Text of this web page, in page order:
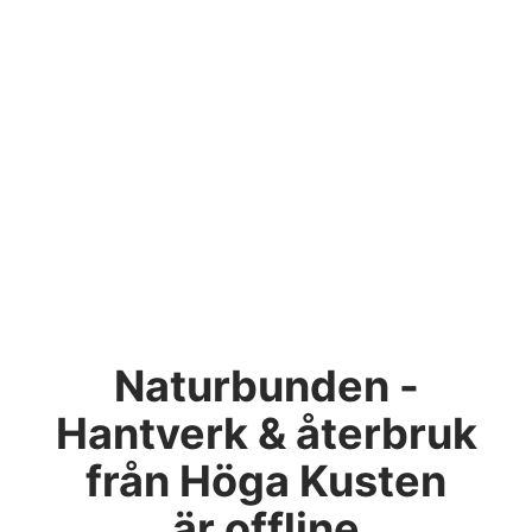
Naturbunden -
Hantverk & återbruk
från Höga Kusten